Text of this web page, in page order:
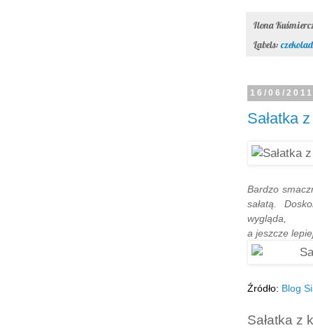
Ilona
Labels:
16/06/
Sałatka
Bardzo
sałatą.
wygląda,
a jeszcze
Źródło: Blog
Sałatka z